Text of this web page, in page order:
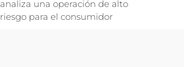
analiza una operación de alto
riesgo para el consumidor